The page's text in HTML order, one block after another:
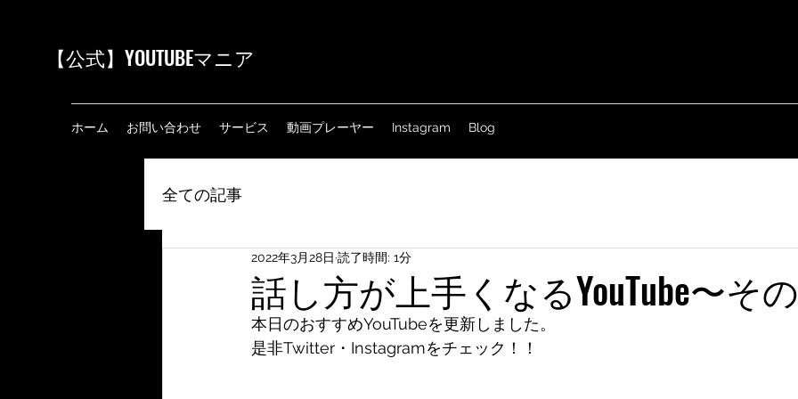
【公式】YOUTUBEマニア
ホーム お問い合わせ サービス 動画プレーヤー Instagram Blog
全ての記事
話し方が上手くなるYouTube〜そ
2022年3月28日 読了時間: 1分
本日のおすすめYouTubeを更新しました。
是非Twitter・Instagramをチェック！！